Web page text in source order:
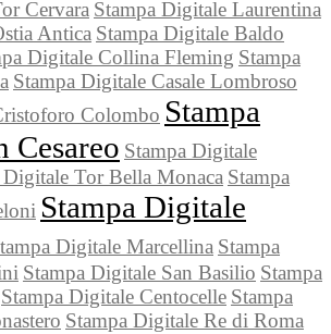
Cervara Stampa Digitale Laurentina
Antica Stampa Digitale Baldo
Digitale Collina Fleming Stampa
Stampa Digitale Casale Lombroso
Colombo Stampa
Cesareo Stampa Digitale
Digitale Tor Bella Monaca Stampa
Stampa Digitale
Digitale Marcellina Stampa
Stampa Digitale San Basilio Stampa
Stampa Digitale Centocelle Stampa
Stampa Digitale Re di Roma